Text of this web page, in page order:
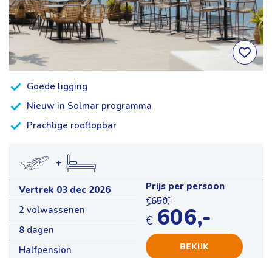
Goede ligging
Nieuw in Solmar programma
Prachtige rooftopbar
+
Vertrek 03 dec 2026
2 volwassenen
8 dagen
Halfpension
Prijs per persoon
€650,-
€ 606,-
BEKIJK